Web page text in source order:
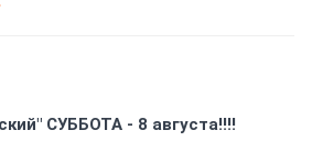
СУББОТА - 8 августа!!!!